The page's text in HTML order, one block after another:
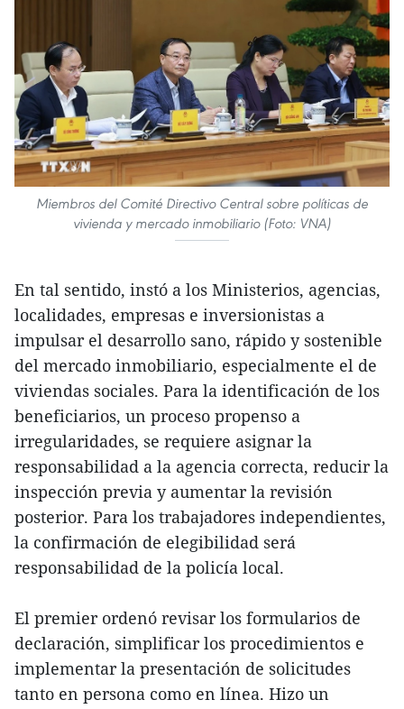
Miembros del Comité Directivo Central sobre políticas de
vivienda y mercado inmobiliario (Foto: VNA)
En tal sentido, instó a los Ministerios, agencias,
localidades, empresas e inversionistas a
impulsar el desarrollo sano, rápido y sostenible
del mercado inmobiliario, especialmente el de
viviendas sociales. Para la identificación de los
beneficiarios, un proceso propenso a
irregularidades, se requiere asignar la
responsabilidad a la agencia correcta, reducir la
inspección previa y aumentar la revisión
posterior. Para los trabajadores independientes,
la confirmación de elegibilidad será
responsabilidad de la policía local.
El premier ordenó revisar los formularios de
declaración, simplificar los procedimientos e
implementar la presentación de solicitudes
tanto en persona como en línea. Hizo un